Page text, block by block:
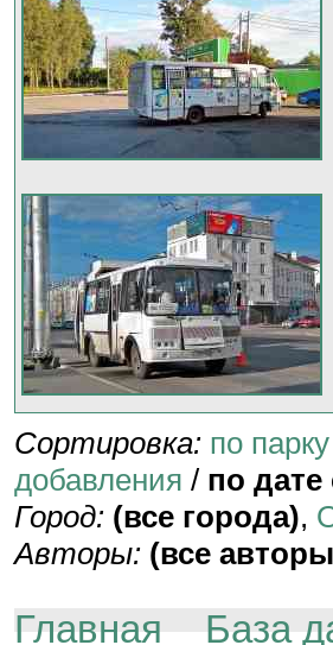
Сортировка: по
добавления / по
Город: (все города),
Авторы: (все
Главная База